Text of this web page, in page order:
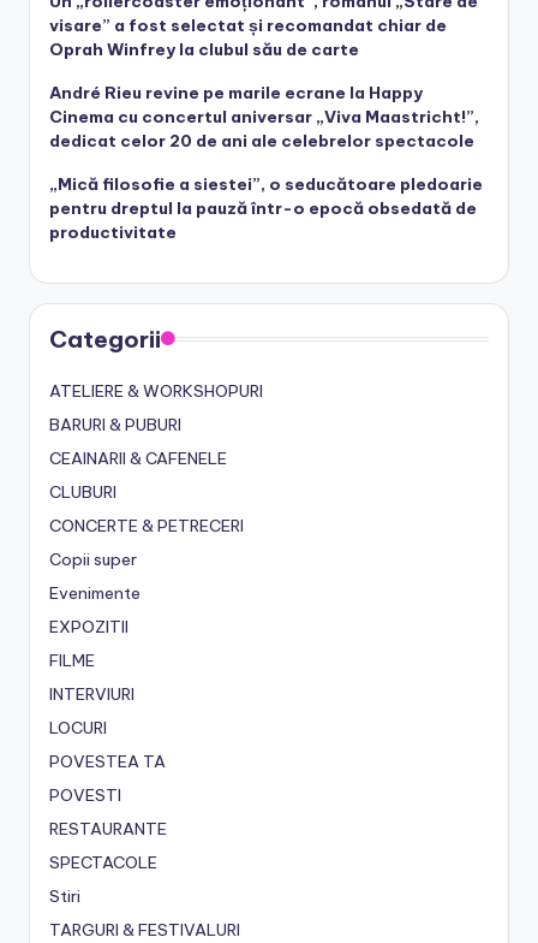
visare” a fost selectat și recomandat chiar de
Oprah Winfrey la clubul său de carte
André Rieu revine pe marile ecrane la Happy
Cinema cu concertul aniversar „Viva Maastricht!”,
dedicat celor 20 de ani ale celebrelor spectacole
„Mică filosofie a siestei”, o seducătoare pledoarie
pentru dreptul la pauză într-o epocă obsedată de
productivitate
Categorii
ATELIERE & WORKSHOPURI
BARURI & PUBURI
CEAINARII & CAFENELE
CLUBURI
CONCERTE & PETRECERI
Copii super
Evenimente
EXPOZITII
FILME
INTERVIURI
LOCURI
POVESTEA TA
POVESTI
RESTAURANTE
SPECTACOLE
Stiri
TARGURI & FESTIVALURI